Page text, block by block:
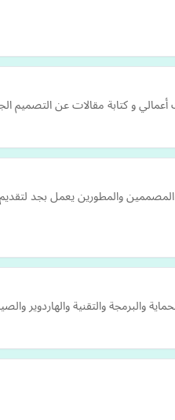
والمطورين يعمل بجد لتقديم
والبرمجة والتقنية والهاردوير